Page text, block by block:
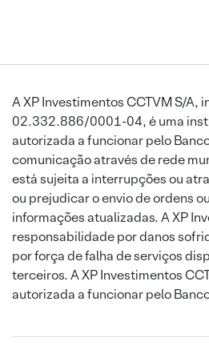
A XP Investimentos CCTVM S/A,
02.332.886/0001-04, é uma
autorizada a funcionar pelo
comunicação através de rede
está sujeita a interrupções ou
ou prejudicar o envio de ordens
informações atualizadas. A XP
responsabilidade por danos
por força de falha de serviços
terceiros. A XP Investimentos
autorizada a funcionar pelo